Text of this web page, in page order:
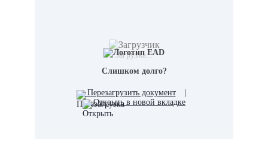
Загрузка...
Слишком долго?
Перезагрузить документ
Открыть в новой вкладке